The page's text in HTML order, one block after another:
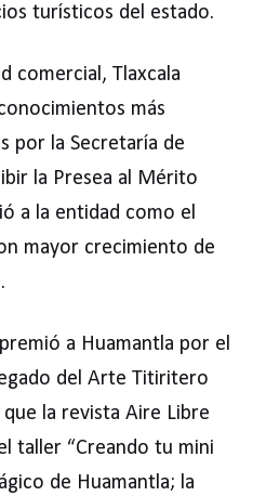
turísticos del estado.
comercial, Tlaxcala
más
por la Secretaría de
la Presea al Mérito
a la entidad como el
mayor crecimiento de
a Huamantla por el
del Arte Titiritero
la revista Aire Libre
taller “Creando tu mini
de Huamantla; la